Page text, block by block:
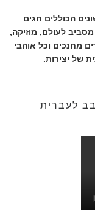
הכוללים חגים
לעולם, מוזיקה,
מחנכים וכל אוהבי
של יצירות.